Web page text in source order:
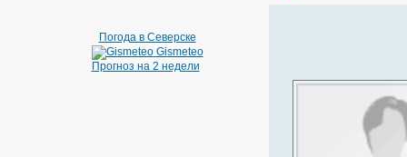
Погода в Северске
Gismeteo
Прогноз на 2 недели